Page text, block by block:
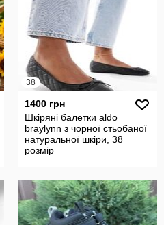
38
1400 грн
Шкіряні балетки aldo
braylynn з чорної стьобаної
натуральної шкіри, 38
розмір